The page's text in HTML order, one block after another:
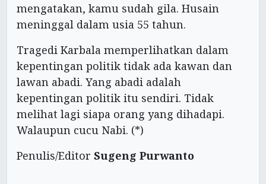
mengatakan, kamu sudah gila. Husain
meninggal dalam usia 55 tahun.
Tragedi Karbala memperlihatkan dalam
kepentingan politik tidak ada kawan dan
lawan abadi. Yang abadi adalah
kepentingan politik itu sendiri. Tidak
melihat lagi siapa orang yang dihadapi.
Walaupun cucu Nabi. (*)
Penulis/Editor Sugeng Purwanto